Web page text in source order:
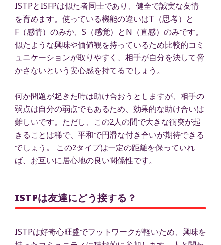
ISTPとISFPは似た者同士であり、健全で誠実な友情
を育めます。使っている機能の違いはT（思考）と
F（感情）のみか、S（感覚）とN（直感）のみです。
似たような興味や価値観を持っているため比較的コミ
ュニケーションが取りやすく、相手が自分を決して脅
かさないという安心感を持てるでしょう。
何か問題が起きた時は助け合おうとしますが、相手の
弱点は自分の弱点でもあるため、効果的な助け合いは
難しいです。ただし、この2人の間で大きな衝突が起
きることは稀で、平和で円滑な付き合いが期待できる
でしょう。 この2タイプは一定の距離を保っていれ
ば、お互いに居心地の良い関係性です。
ISTPは友達にどう接する？
ISTPは好奇心旺盛でフットワークが軽いため、興味を